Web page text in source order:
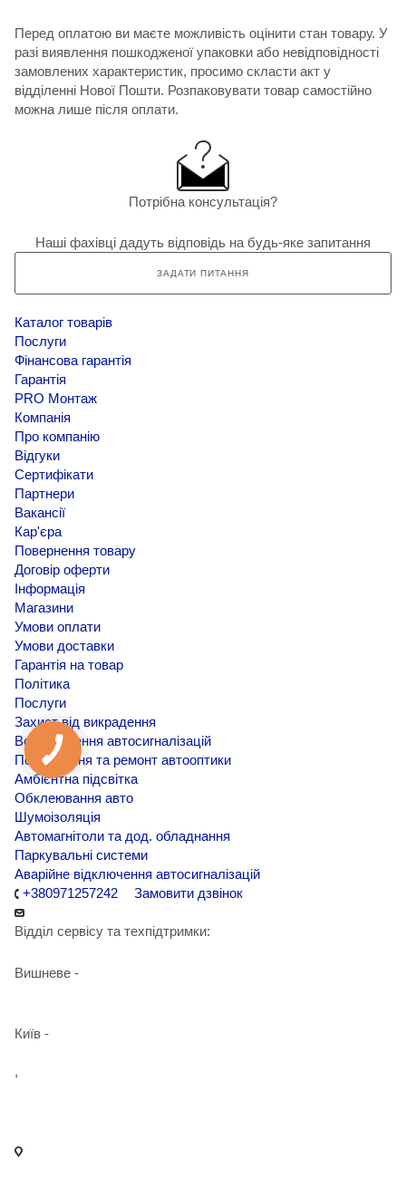
Перед оплатою ви маєте можливість оцінити стан товару. У
разі виявлення пошкодженої упаковки або невідповідності
замовлених характеристик, просимо скласти акт у
відділенні Нової Пошти. Розпаковувати товар самостійно
можна лише після оплати.
Потрібна консультація?
Наші фахівці дадуть відповідь на будь-яке запитання
ЗАДАТИ ПИТАННЯ
Каталог товарів
Послуги
Фінансова гарантія
Гарантія
PRO Монтаж
Компанія
Про компанію
Відгуки
Сертифікати
Партнери
Вакансії
Кар'єра
Повернення товару
Договір оферти
Інформація
Магазини
Умови оплати
Умови доставки
Гарантія на товар
Політика
Послуги
Захист від викрадення
Встановлення автосигналізацій
Покращення та ремонт автооптики
Амбієнтна підсвітка
Обклеювання авто
Шумоізоляція
Автомагнітоли та дод. обладнання
Паркувальні системи
Аварійне відключення автосигналізацій
+380971257242
Замовити дзвінок
Відділ сервісу та техпідтримки:
Вишневе -
Київ -
,